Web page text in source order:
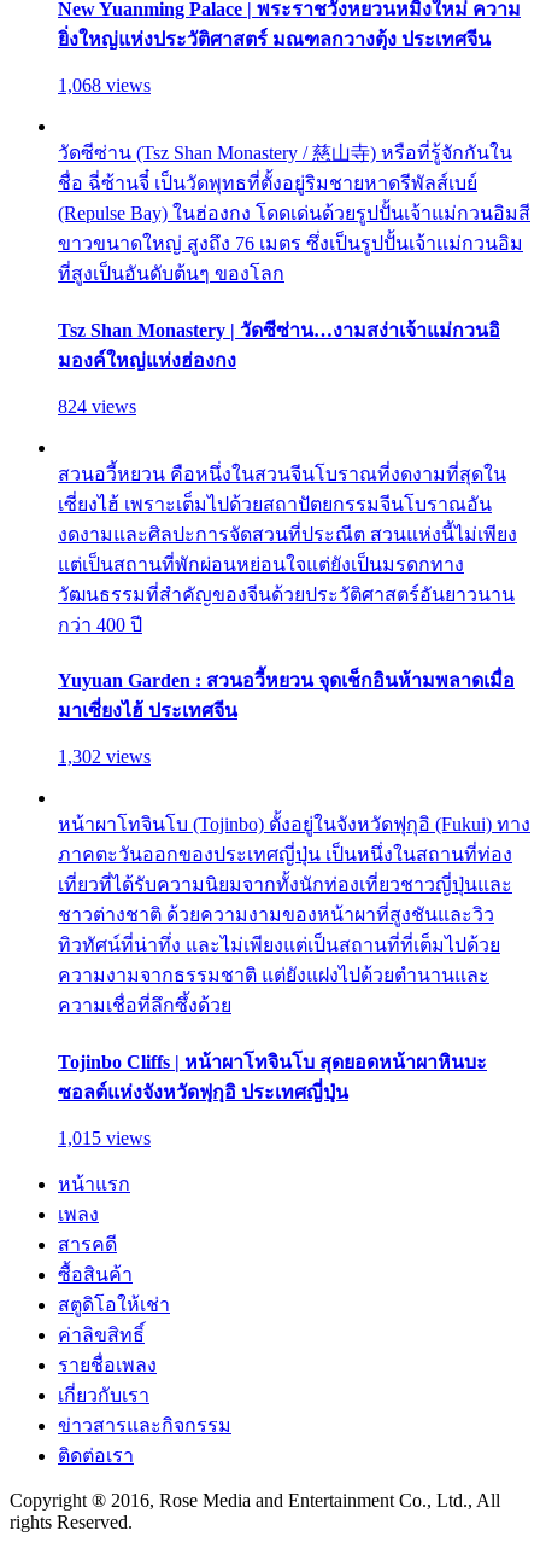
New Yuanming Palace | พระราชวังหยวนหมิงใหม่ ความ
ยิ่งใหญ่แห่งประวัติศาสตร์ มณฑลกวางตุ้ง ประเทศจีน
1,068 views
วัดซีซ่าน (Tsz Shan Monastery / 慈山寺) หรือที่รู้จักกันใน
ชื่อ ฉี่ซ้านจี๋ เป็นวัดพุทธที่ตั้งอยู่ริมชายหาดรีพัลส์เบย์
(Repulse Bay) ในฮ่องกง โดดเด่นด้วยรูปปั้นเจ้าแม่กวนอิมสี
ขาวขนาดใหญ่ สูงถึง 76 เมตร ซึ่งเป็นรูปปั้นเจ้าแม่กวนอิม
ที่สูงเป็นอันดับต้นๆ ของโลก
Tsz Shan Monastery | วัดซีซ่าน…งามสง่าเจ้าแม่กวนอิ
มองค์ใหญ่แห่งฮ่องกง
824 views
สวนอวี้หยวน คือหนึ่งในสวนจีนโบราณที่งดงามที่สุดใน
เซี่ยงไฮ้ เพราะเต็มไปด้วยสถาปัตยกรรมจีนโบราณอัน
งดงามและศิลปะการจัดสวนที่ประณีต สวนแห่งนี้ไม่เพียง
แต่เป็นสถานที่พักผ่อนหย่อนใจแต่ยังเป็นมรดกทาง
วัฒนธรรมที่สำคัญของจีนด้วยประวัติศาสตร์อันยาวนาน
กว่า 400 ปี
Yuyuan Garden : สวนอวี้หยวน จุดเช็กอินห้ามพลาดเมื่อ
มาเซี่ยงไฮ้ ประเทศจีน
1,302 views
หน้าผาโทจินโบ (Tojinbo) ตั้งอยู่ในจังหวัดฟุกุอิ (Fukui) ทาง
ภาคตะวันออกของประเทศญี่ปุ่น เป็นหนึ่งในสถานที่ท่อง
เที่ยวที่ได้รับความนิยมจากทั้งนักท่องเที่ยวชาวญี่ปุ่นและ
ชาวต่างชาติ ด้วยความงามของหน้าผาที่สูงชันและวิว
ทิวทัศน์ที่น่าทึ่ง และไม่เพียงแต่เป็นสถานที่ที่เต็มไปด้วย
ความงามจากธรรมชาติ แต่ยังแฝงไปด้วยตำนานและ
ความเชื่อที่ลึกซึ้งด้วย
Tojinbo Cliffs | หน้าผาโทจินโบ สุดยอดหน้าผาหินบะ
ซอลต์แห่งจังหวัดฟุกุอิ ประเทศญี่ปุ่น
1,015 views
หน้าแรก
เพลง
สารคดี
ซื้อสินค้า
สตูดิโอให้เช่า
ค่าลิขสิทธิ์
รายชื่อเพลง
เกี่ยวกับเรา
ข่าวสารและกิจกรรม
ติดต่อเรา
Copyright ® 2016, Rose Media and Entertainment Co., Ltd., All
rights Reserved.